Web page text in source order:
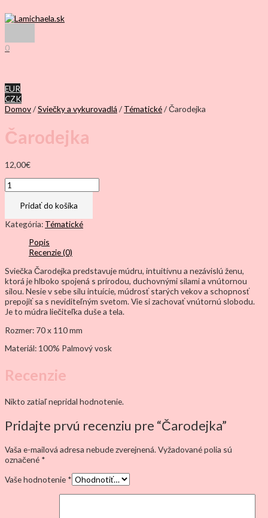
na
Menu
0
EUR
CZK
Domov/Sviečky a vykurovadlá / Tématické/ Čarodejka
Čarodejka
12,00€
množstvo
Čarodejka
Pridať do košíka
Kategória: Tématické
Popis
Recenzie (0)
Sviečka Čarodejka predstavuje múdru, intuitívnu a nezávislú ženu,
ktorá je hlboko spojená s prírodou, duchovnými silami a vnútornou
silou. Nesie v sebe silu intuície, múdrosť starých vekov a schopnosť
prepojiť sa s neviditeľným svetom. Vie si zachovať vnútornú slobodu.
Je to múdra liečiteľka duše a tela.
Rozmer: 70 x 110 mm
Materiál: 100% Palmový vosk
Recenzie
Nikto zatiaľ nepridal hodnotenie.
Pridajte prvú recenziu pre “Čarodejka”
Vaša e-mailová adresa nebude zverejnená. Vyžadované polia sú
označené *
Vaše hodnotenie *